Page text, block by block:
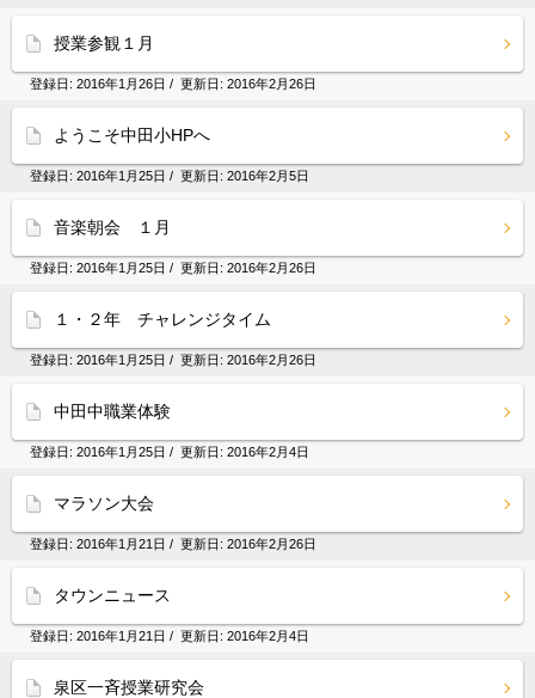
授業参観１月
登録日: 2016年1月26日 / 更新日: 2016年2月26日
ようこそ中田小HPへ
登録日: 2016年1月25日 / 更新日: 2016年2月5日
音楽朝会 １月
登録日: 2016年1月25日 / 更新日: 2016年2月26日
１・２年 チャレンジタイム
登録日: 2016年1月25日 / 更新日: 2016年2月26日
中田中職業体験
登録日: 2016年1月25日 / 更新日: 2016年2月4日
マラソン大会
登録日: 2016年1月21日 / 更新日: 2016年2月26日
タウンニュース
登録日: 2016年1月21日 / 更新日: 2016年2月4日
泉区一斉授業研究会